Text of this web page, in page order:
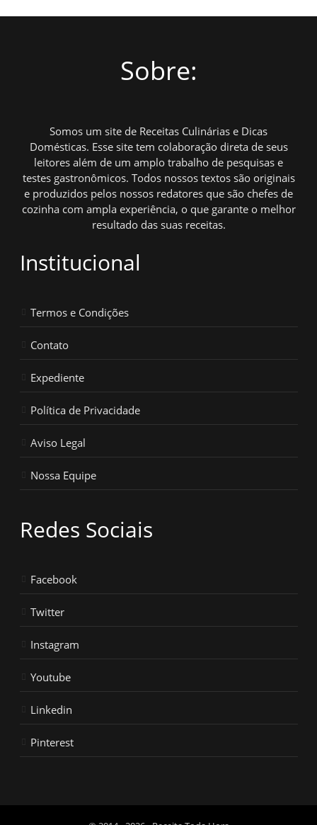
Sobre:
Somos um site de Receitas Culinárias e Dicas
Domésticas. Esse site tem colaboração direta de seus
leitores além de um amplo trabalho de pesquisas e
testes gastronômicos. Todos nossos textos são originais
e produzidos pelos nossos redatores que são chefes de
cozinha com ampla experiência, o que garante o melhor
resultado das suas receitas.
Institucional
Termos e Condições
Contato
Expediente
Política de Privacidade
Aviso Legal
Nossa Equipe
Redes Sociais
Facebook
Twitter
Instagram
Youtube
Linkedin
Pinterest